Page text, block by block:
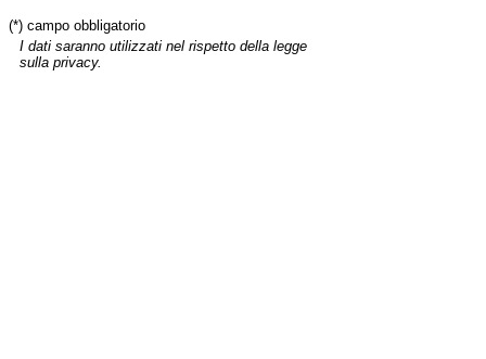
(*) campo obbligatorio
I dati saranno utilizzati nel rispetto della legge
sulla privacy.